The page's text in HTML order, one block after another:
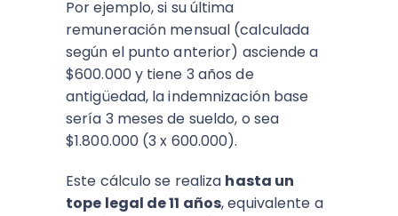
Por ejemplo, si su última
remuneración mensual (calculada
según el punto anterior) asciende a
$600.000 y tiene 3 años de
antigüedad, la indemnización base
sería 3 meses de sueldo, o sea
$1.800.000 (3 x 600.000).
Este cálculo se realiza hasta un
tope legal de 11 años, equivalente a